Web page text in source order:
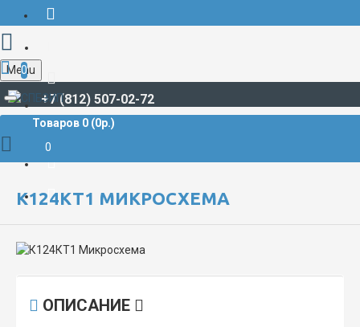
+7 (812) 507-02-72
Menu
0
Товаров 0 (0р.)
0
РАДИОДЕТАЛИ И РАДИОЭЛЕКТРОННЫЕ КОМПОНЕНТЫ
К124КТ1 МИКРОСХЕМА
ОПИСАНИЕ